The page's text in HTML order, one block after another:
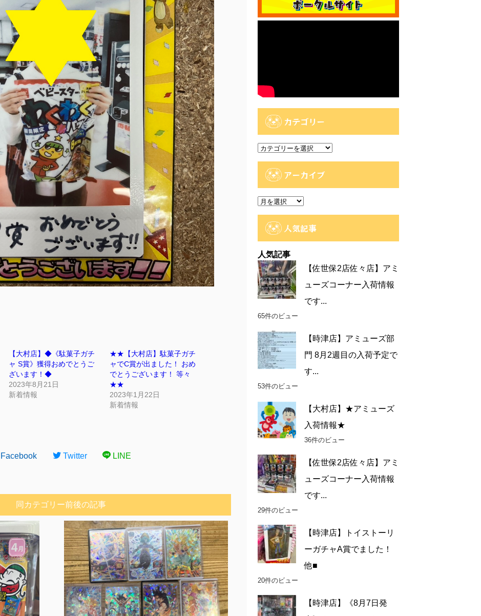
【大村店】◆《駄菓子ガチ
ャ S賞》獲得おめでとうご
ざいます！◆
2023年8月21日
新着情報
★★【大村店】駄菓子ガチ
ャでC賞が出ました！ おめ
でとうございます！ 等々
★★
2023年1月22日
新着情報
Facebook Twitter LINE
同カテゴリー前後の記事
カテゴリー
カ
アーカイブ
ア
人気記事
人気記事
【佐世保2店佐々店】アミ
ューズコーナー入荷情報
です...
65件のビュー
【時津店】アミューズ部
門 8月2週目の入荷予定で
す...
53件のビュー
【大村店】★アミューズ
入荷情報★
36件のビュー
【佐世保2店佐々店】アミ
ューズコーナー入荷情報
です...
29件のビュー
【時津店】トイストーリ
ーガチャA賞でました！
他■
20件のビュー
【時津店】《8月7日発